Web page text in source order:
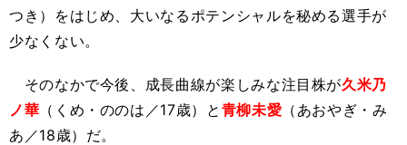
つき）をはじめ、大いなるポテンシャルを秘める選手が
少なくない。
そのなかで今後、成長曲線が楽しみな注目株が久米乃
ノ華 （くめ・ののは／17歳）と 青柳未愛 （あおやぎ・み
あ／18歳）だ。